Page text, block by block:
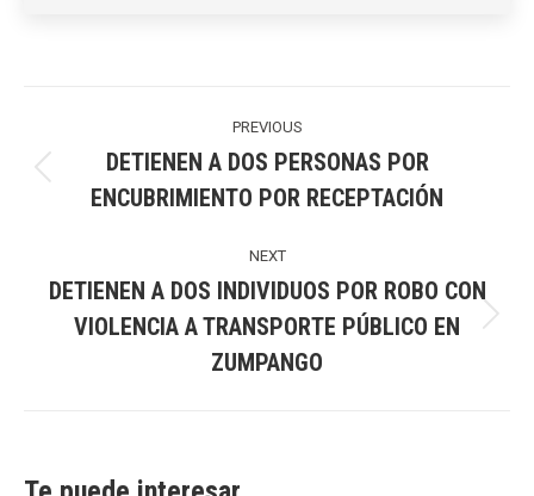
PREVIOUS
post:
DETIENEN A DOS PERSONAS POR
ENCUBRIMIENTO POR RECEPTACIÓN
NEXT
Next
post:
DETIENEN A DOS INDIVIDUOS POR ROBO CON
VIOLENCIA A TRANSPORTE PÚBLICO EN
ZUMPANGO